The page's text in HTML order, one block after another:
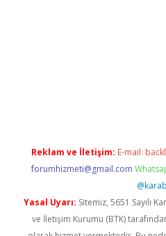
Reklam ve İletişim: E-mail:
forumhizmeti@gmail.com
Yasal Uyarı: Sitemiz, 5651 Sayılı
ve İletişim Kurumu (BTK)